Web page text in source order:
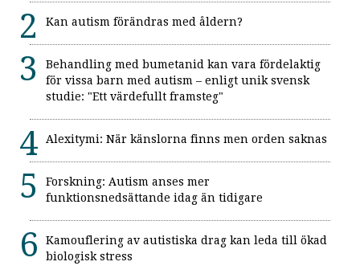
Kan autism förändras med åldern?
Behandling med bumetanid kan vara fördelaktig
för vissa barn med autism – enligt unik svensk
studie: "Ett värdefullt framsteg"
Alexitymi: När känslorna finns men orden saknas
Forskning: Autism anses mer
funktionsnedsättande idag än tidigare
Kamouflering av autistiska drag kan leda till ökad
biologisk stress